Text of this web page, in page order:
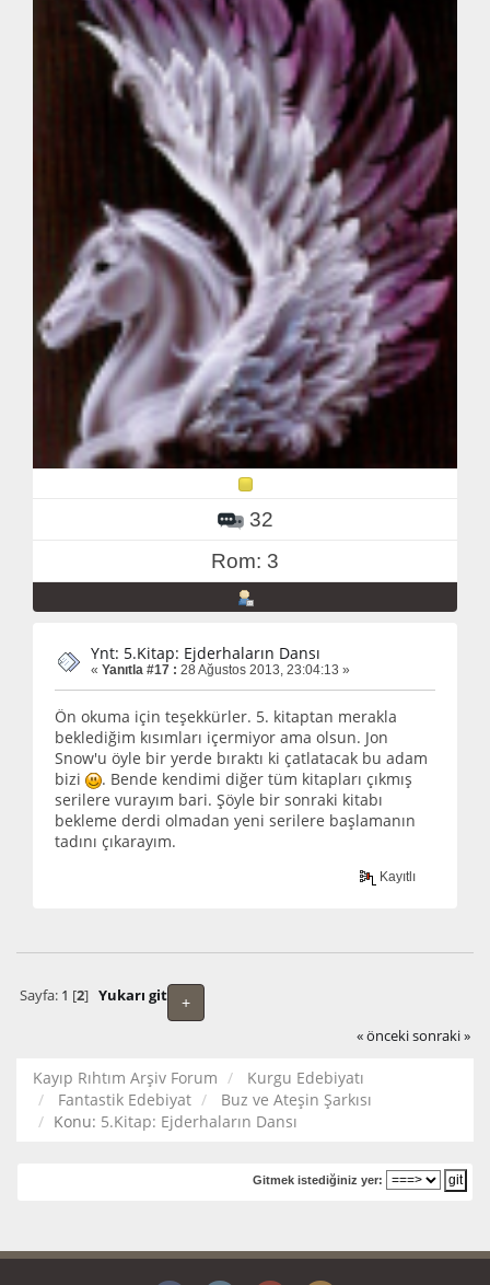
32
Rom: 3
Ynt: 5.Kitap: Ejderhaların Dansı
« Yanıtla #17 : 28 Ağustos 2013, 23:04:13 »
Ön okuma için teşekkürler. 5. kitaptan merakla
beklediğim kısımları içermiyor ama olsun. Jon
Snow'u öyle bir yerde bıraktı ki çatlatacak bu adam
bizi
. Bende kendimi diğer tüm kitapları çıkmış
serilere vurayım bari. Şöyle bir sonraki kitabı
bekleme derdi olmadan yeni serilere başlamanın
tadını çıkarayım.
Kayıtlı
+
Sayfa: 1 [2] Yukarı git
« önceki sonraki »
Kayıp Rıhtım Arşiv Forum
Kurgu Edebiyatı
Fantastik Edebiyat
Buz ve Ateşin Şarkısı
Konu: 5.Kitap: Ejderhaların Dansı
Gitmek istediğiniz yer: